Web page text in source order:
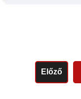
Előző